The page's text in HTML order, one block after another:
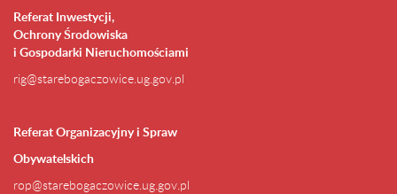
Referat Inwestycji,
Ochrony Środowiska
i Gospodarki Nieruchomościami
rig@starebogaczowice.ug.gov.pl
Referat Organizacyjny i Spraw
Obywatelskich
rop@starebogaczowice.ug.gov.pl